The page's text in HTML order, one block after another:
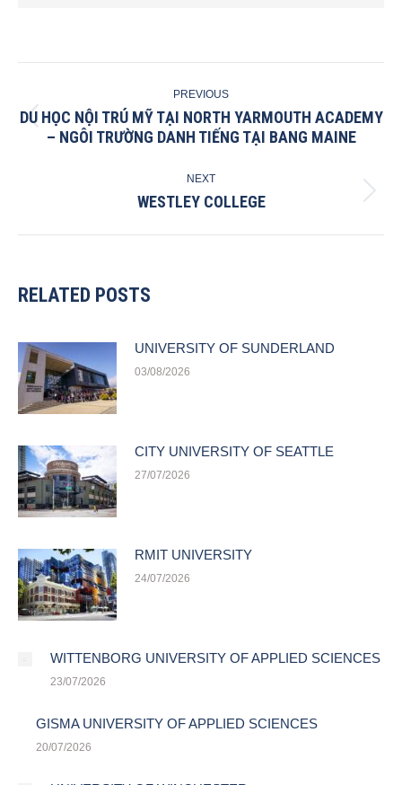
NAVIGATION
PREVIOUS
Previous
post:
DU HỌC NỘI TRÚ MỸ TẠI NORTH YARMOUTH ACADEMY
– NGÔI TRƯỜNG DANH TIẾNG TẠI BANG MAINE
NEXT
Next
WESTLEY COLLEGE
RELATED POSTS
UNIVERSITY OF SUNDERLAND
03/08/2026
CITY UNIVERSITY OF SEATTLE
27/07/2026
RMIT UNIVERSITY
24/07/2026
WITTENBORG UNIVERSITY OF APPLIED SCIENCES
23/07/2026
GISMA UNIVERSITY OF APPLIED SCIENCES
20/07/2026